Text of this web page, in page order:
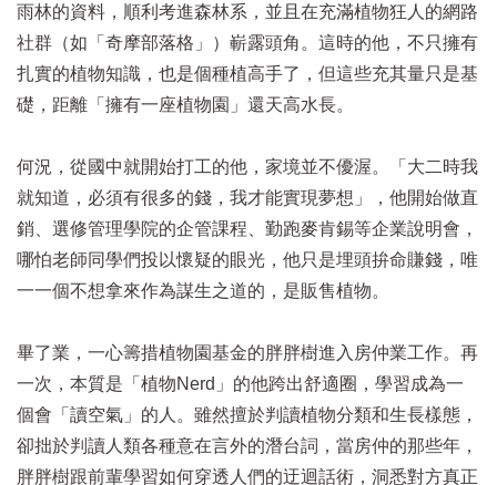
雨林的資料，順利考進森林系，並且在充滿植物狂人的網路
社群（如「奇摩部落格」）嶄露頭角。這時的他，不只擁有
扎實的植物知識，也是個種植高手了，但這些充其量只是基
礎，距離「擁有一座植物園」還天高水長。
何況，從國中就開始打工的他，家境並不優渥。「大二時我
就知道，必須有很多的錢，我才能實現夢想」，他開始做直
銷、選修管理學院的企管課程、勤跑麥肯錫等企業說明會，
哪怕老師同學們投以懷疑的眼光，他只是埋頭拚命賺錢，唯
一一個不想拿來作為謀生之道的，是販售植物。
畢了業，一心籌措植物園基金的胖胖樹進入房仲業工作。再
一次，本質是「植物Nerd」的他跨出舒適圈，學習成為一
個會「讀空氣」的人。雖然擅於判讀植物分類和生長樣態，
卻拙於判讀人類各種意在言外的潛台詞，當房仲的那些年，
胖胖樹跟前輩學習如何穿透人們的迂迴話術，洞悉對方真正